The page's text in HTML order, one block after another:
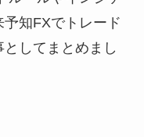
知FXでトレード
してまとめまし